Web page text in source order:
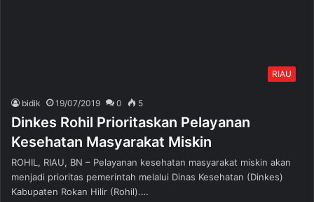
RIAU
bidik 19/07/2019 0 5
Dinkes Rohil Prioritaskan Pelayanan
Kesehatan Masyarakat Miskin
ROHIL, RIAU, BN – Pelayanan kesehatan masyarakat miskin akan
menjadi prioritas pemerintah melalui Dinas Kesehatan (Dinkes)
Kabupaten Rokan Hilir (Rohil).…